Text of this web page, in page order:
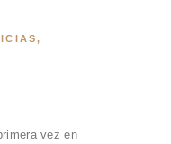
,
vez en